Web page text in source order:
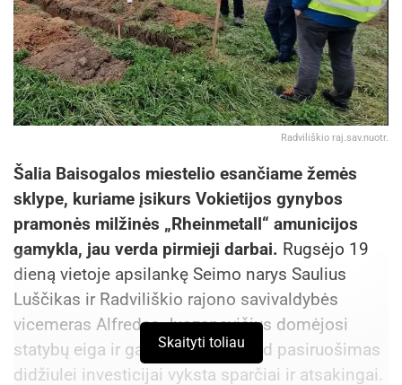
Radviliškio raj.sav.nuotr.
Šalia Baisogalos miestelio esančiame žemės
sklype, kuriame įsikurs Vokietijos gynybos
pramonės milžinės „Rheinmetall“ amunicijos
gamykla, jau verda pirmieji darbai. Rugsėjo 19
dieną vietoje apsilankę Seimo narys Saulius
Luščikas ir Radviliškio rajono savivaldybės
vicemeras Alfredas Juozapavičius domėjosi
statybų eiga ir galėjo įsitikinti, kad pasiruošimas
didžiulei investicijai vyksta sparčiai ir atsakingai.
Skaityti toliau